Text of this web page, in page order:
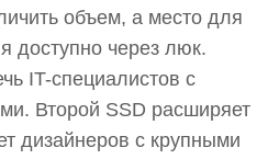
объем, а место для
доступно через люк.
IT-специалистов с
Второй SSD расширяет
дизайнеров с крупными